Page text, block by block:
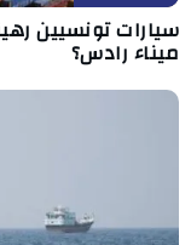
سيارات تونسيين
ميناء رادس؟